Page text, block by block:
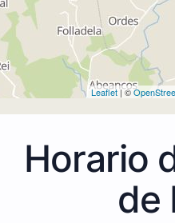
Leaflet| ©
Horario
de